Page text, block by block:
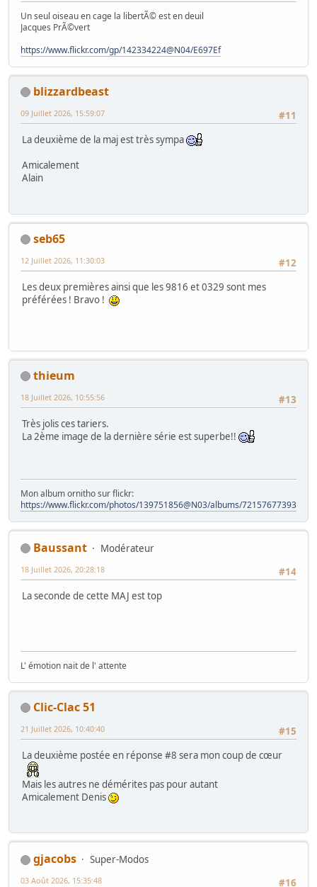
Un seul oiseau en cage la libertÃ© est en deuil
Jacques PrÃ©vert
https://www.flickr.com/gp/142334224@N04/E697Ef
blizzardbeast
#11
09 Juillet 2026, 15:59:07
La deuxième de la maj est très sympa
Amicalement
Alain
seb65
#12
12 Juillet 2026, 11:30:03
Les deux premières ainsi que les 9816 et 0329 sont mes
préférées ! Bravo !
thieum
#13
18 Juillet 2026, 10:55:56
Très jolis ces tariers.
La 2ème image de la dernière série est superbe!!
Mon album ornitho sur flickr:
https://www.flickr.com/photos/139751856@N03/albums/
Baussant
Modérateur
#14
18 Juillet 2026, 20:28:18
La seconde de cette MAJ est top
L' émotion nait de l' attente
Clic-Clac 51
#15
21 Juillet 2026, 10:40:40
La deuxième postée en réponse #8 sera mon coup de cœur
Mais les autres ne démérites pas pour autant
Amicalement Denis
gjacobs
Super-Modos
#16
03 Août 2026, 15:35:48